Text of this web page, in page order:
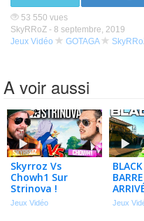
53 550 vues
SkyRRoZ - 8 septembre, 2019
Jeux Vidéo
GOTAGA
A voir aussi
Skyrroz Vs
Chowh1 Sur
Strinova !
(nouveau Jeu)
Jeux Vidéo
trop
Jeux